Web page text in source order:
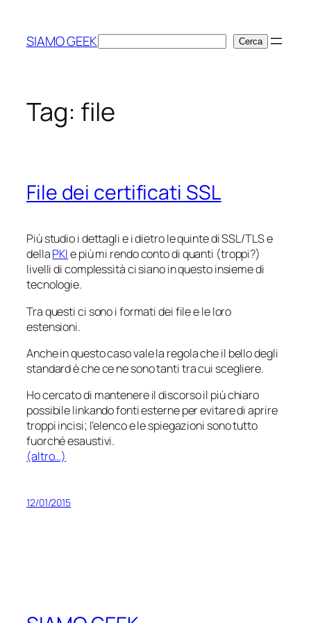
contenuto
SIAMO GEEKCerca Cerca
Tag: file
File dei certificati SSL
Più studio i dettagli e idietro le quintedi SSL/TLS e
dellaPKIe più mi rendo conto di quanti (troppi?)
livelli di complessità ci siano in questo insieme di
tecnologie.
Tra questi ci sono i formati dei file e le loro
estensioni.
Anche in questo caso vale la regola che il bello degli
standard è che ce ne sono tanti tra cui scegliere.
Ho cercato di mantenere il discorso il più chiaro
possibile linkando fonti esterne per evitare di aprire
troppi incisi; l’elenco e le spiegazioni sono tutto
fuorché esaustivi.
(altro…)
12/01/2015